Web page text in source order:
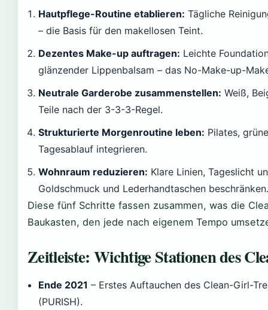
Hautpflege-Routine etablieren: Tägliche
– die Basis für den makellosen Teint.
Dezentes Make-up auftragen: Leichte
glänzender Lippenbalsam – das No-Make-up-
Neutrale Garderobe zusammenstellen: Weiß,
Teile nach der 3-3-3-Regel.
Strukturierte Morgenroutine leben: Pilates,
Tagesablauf integrieren.
Wohnraum reduzieren: Klare Linien, Tageslicht
Goldschmuck und Lederhandtaschen
Diese fünf Schritte fassen zusammen, was die
Baukasten, den jede nach eigenem Tempo
Zeitleiste: Wichtige Stationen des
Ende 2021 – Erstes Auftauchen des Clean-Girl-
(PURISH).